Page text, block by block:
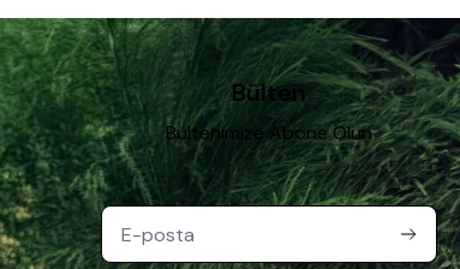
Bülten
Bültenimize Abone Olun